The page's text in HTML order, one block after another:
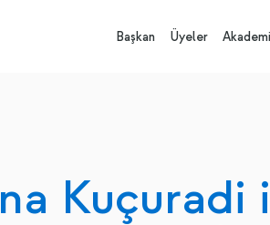
Başkan Üyeler Akademi
Kuçuradi